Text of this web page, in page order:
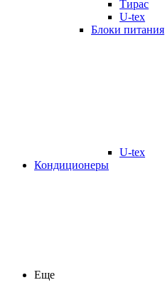
Тирас
U-tex
Блоки питания
U-tex
Кондиционеры
Еще